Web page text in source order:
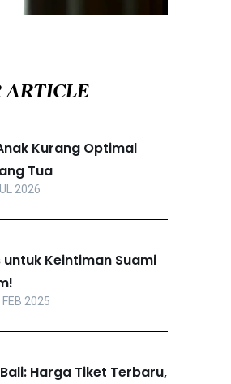
ARTICLE
Kurang Optimal
Tua
2026
untuk Keintiman Suami
FEB 2025
Harga Tiket Terbaru,